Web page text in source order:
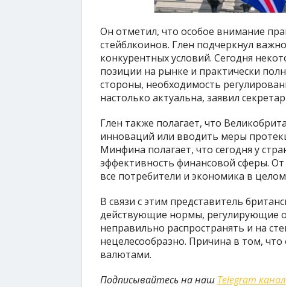
Он отметил, что особое внимание
стейблкоинов. Глен подчеркнул
конкурентных условий. Сегодня
позиции на рынке и практически
стороны, необходимость
настолько актуальна, заявил
Глен также полагает, что
инноваций или вводить меры
Минфина полагает, что сегодня у
эффективность финансовой сферы.
все потребители и экономика в
В связи с этим представитель
действующие нормы, регулирующие
неправильно распространять и на
нецелесообразно. Причина в том,
валютами.
Подписывайтесь на наш Telegram канал